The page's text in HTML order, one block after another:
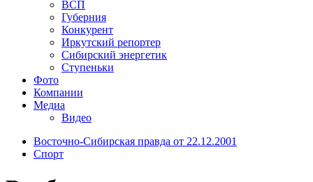
ВСП
Губерния
Конкурент
Иркутский репортер
Сибирский энергетик
Ступеньки
Фото
Компании
Медиа
Видео
Восточно-Сибирская правда от 22.12.2001
Спорт